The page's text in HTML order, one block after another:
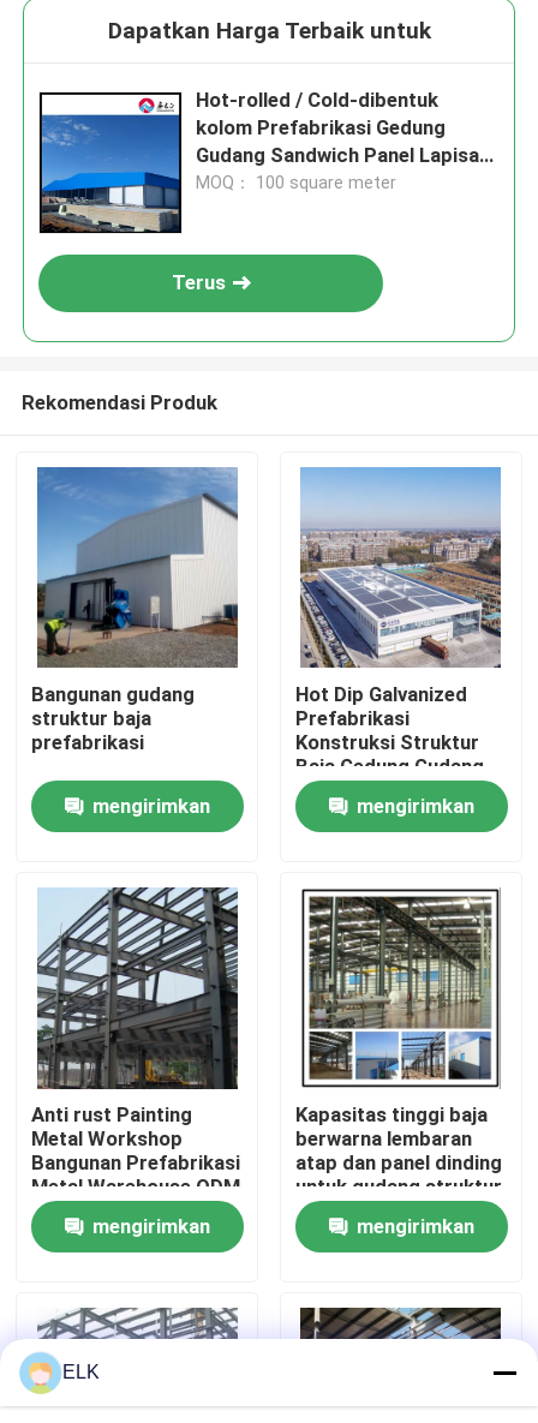
Rumah
Produk
Tur Pabrik
Kontrol Kualitas
Hubungi Kami
Berita
Kasus-kasus
Minta Kutipan
Gudang Struktur Baja
Dapatkan Harga Terbaik untuk
Hot-rolled / Cold-dibentuk
kolom Prefabrikasi Gedung
Gudang Sandwich Panel Lapisan
baja Lapisan untuk konstruksi
MOQ： 100 square meter
Terus
Rekomendasi Produk
Bangunan gudang
struktur baja
prefabrikasi
mengirimkan
Hot Dip Galvanized
Prefabrikasi
Konstruksi Struktur
Baja Gedung Gudang
mengirimkan
Anti rust Painting
Metal Workshop
Bangunan Prefabrikasi
Metal Warehouse ODM
mengirimkan
Kapasitas tinggi baja
berwarna lembaran
atap dan panel dinding
untuk gudang struktur
baja
mengirimkan
ELK